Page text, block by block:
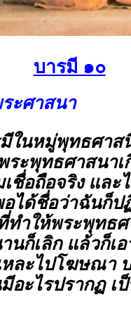
บารมี ๑๐
ะศาสนา
ในหมู่พุทธศาส
ระพุทธศาสนา
ชื่อถือจริง แล
อได้ชื่อว่าฉันก็
ทำให้พระพุทธ
นก็เลิก แล้วก็เ
หละไปโฆษณา
อะไรปรากฏ เ